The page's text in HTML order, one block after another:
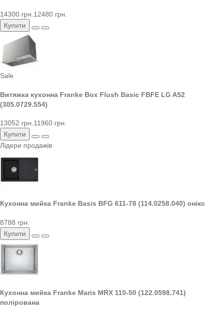
14300 грн. 12480 грн.
Купити
Sale
Витяжка кухонна Franke Box Flush Basic FBFE LG A52
(305.0729.554)
13052 грн.11960 грн.
Купити
Лідери продажів
Кухонна мийка Franke Basis BFG 611-78 (114.0258.040) онікс
8788 грн.
Купити
Кухонна мийка Franke Maris MRX 110-50 (122.0598.741)
полірована